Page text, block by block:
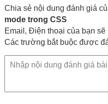
Chia sẻ nội dung đánh giá
mode trong CSS
Email, Điện thoại của bạn
Các trường bắt buộc được